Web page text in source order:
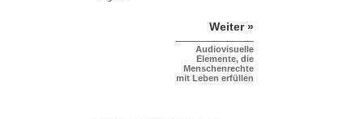
Weiter »
Audiovisuelle
Elemente, die
Menschenrechte
mit Leben erfüllen